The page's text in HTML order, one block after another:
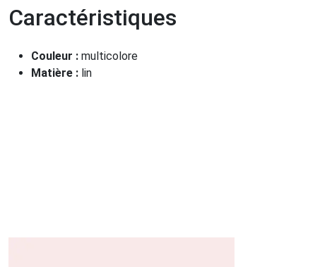
Caractéristiques
Couleur : multicolore
Matière : lin